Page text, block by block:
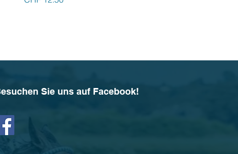
Sie uns auf Facebook!